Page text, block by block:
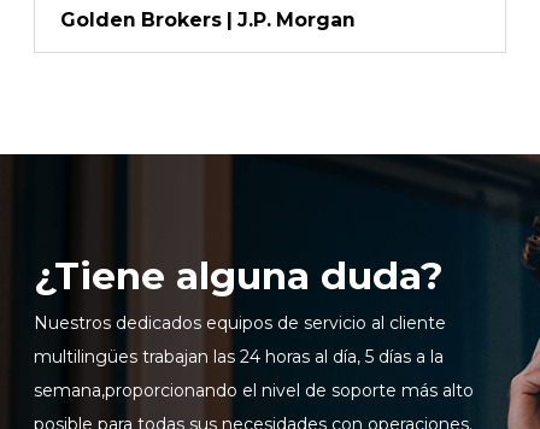
Inicie sesión en plataformas en línea
WEBTRADER 5
Iniciar sesión en el área de clientes
INICIAR SESIÓN
Golden Brokers | J.P. Morgan
¿Tiene alguna duda?
Nuestros dedicados equipos de servicio al cliente
multilingües trabajan las 24 horas al día, 5 días a la
semana,proporcionando el nivel de soporte más alto
posible para todas sus necesidades con operaciones.